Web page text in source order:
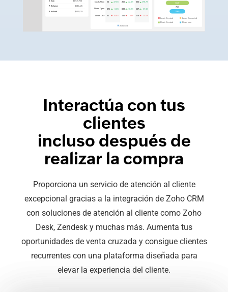
Interactúa con tus
clientes
incluso después de
realizar la compra
Proporciona un servicio de atención al cliente
excepcional gracias a la integración de Zoho CRM
con soluciones de atención al cliente como Zoho
Desk, Zendesk y muchas más. Aumenta tus
oportunidades de venta cruzada y consigue clientes
recurrentes con una plataforma diseñada para
elevar la experiencia del cliente.